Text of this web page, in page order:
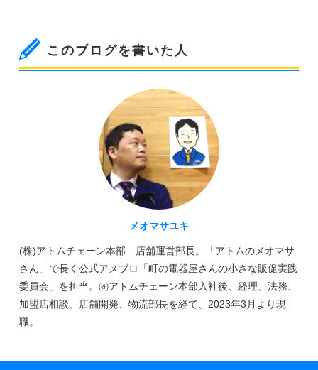
このブログを書いた人
メオマサユキ
(株)アトムチェーン本部 店舗運営部長。「アトムのメオマサ
さん」で長く公式アメブロ「町の電器屋さんの小さな販促実践
委員会」を担当。㈱アトムチェーン本部入社後、経理、法務、
加盟店相談、店舗開発、物流部長を経て、2023年3月より現
職。